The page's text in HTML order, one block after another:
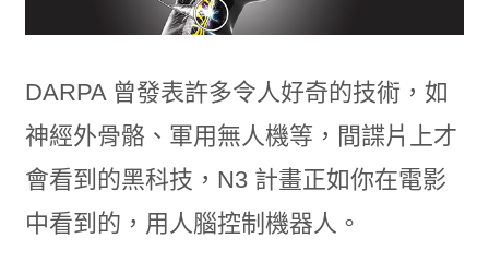
DARPA 曾發表許多令人好奇的技術，如
神經外骨骼、軍用無人機等，間諜片上才
會看到的黑科技，N3 計畫正如你在電影
中看到的，用人腦控制機器人。